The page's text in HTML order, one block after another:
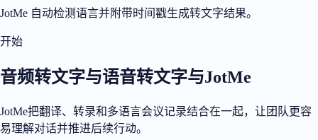
JotMe 自动检测语言并附带时间戳生成转文字结果。
开始
音频转文字与语音转文字与JotMe
JotMe把翻译、转录和多语言会议记录结合在一起，让团队更容
易理解对话并推进后续行动。